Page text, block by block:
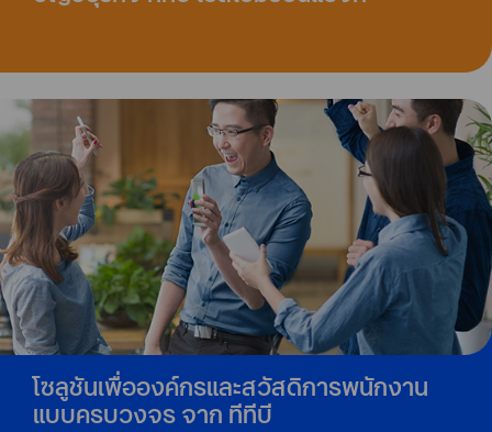
โซลูชันเพื่อองค์กรและสวัสดิการพนักงาน
แบบครบวงจร จาก ทีทีบี